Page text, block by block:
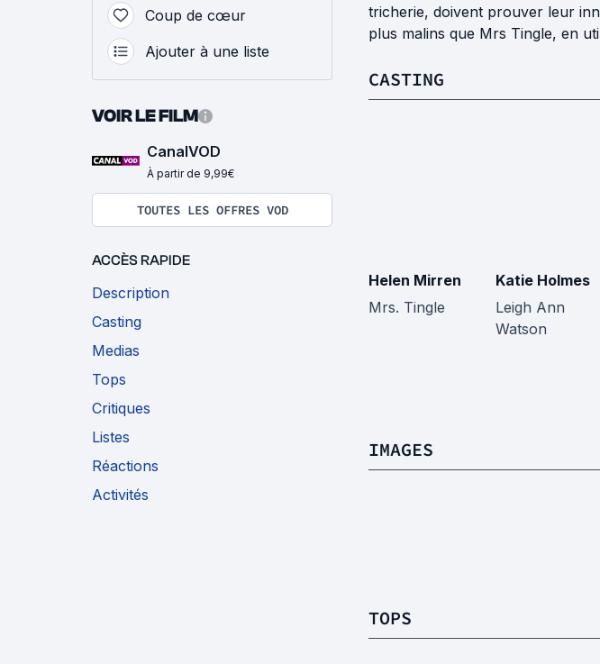
Coup de cœur
Ajouter à une liste
VOIR LE FILM
CanalVOD
À partir de 9,99€
TOUTES LES OFFRES VOD
ACCÈS RAPIDE
Description
Casting
Medias
Tops
Critiques
Listes
Réactions
Activités
tricherie, doivent prouver leur
plus malins que Mrs Tingle, en
CASTING
Helen Mirren
Mrs. Tingle
Katie Holmes
Leigh Ann
Watson
IMAGES
TOPS